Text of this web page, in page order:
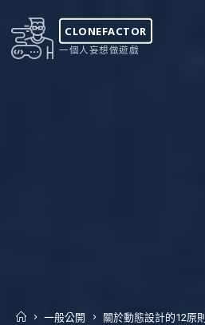
content
CLONEFACTOR
一個人妄想做遊戲
Home一般公開 關於動態設計的12原則